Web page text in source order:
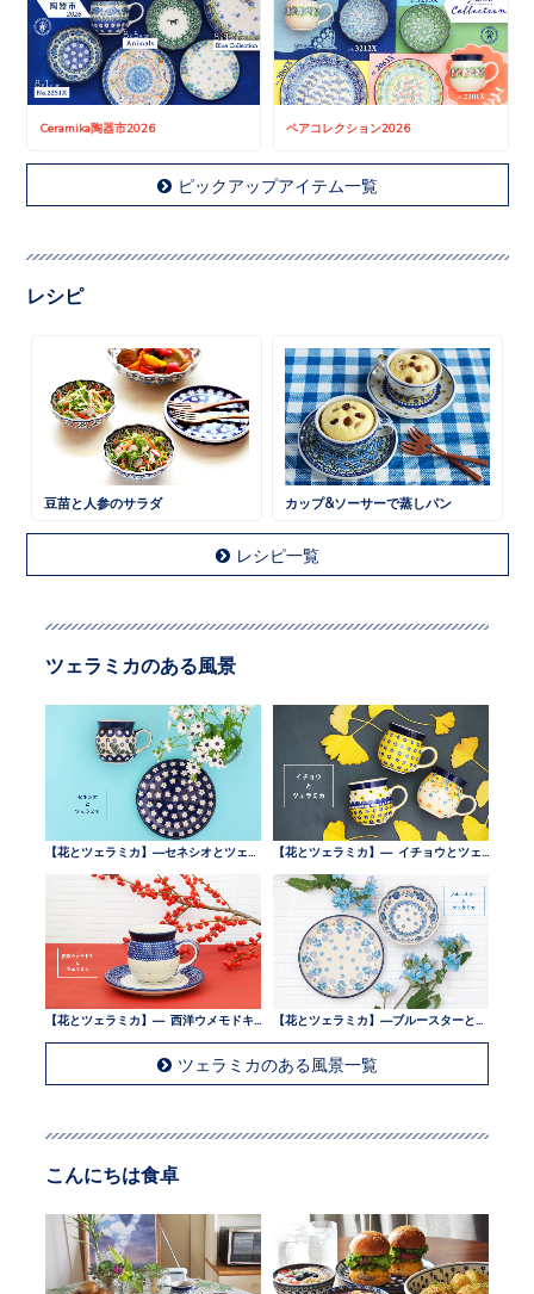
Ceramika陶器市2026 ペアコレクション2026
ピックアップアイテム一覧
レシピ
豆苗と人参のサラダ カップ&ソーサーで蒸しパン
レシピ一覧
ツェラミカのある風景
ツェラミカのある風景一覧
こんにちは食卓